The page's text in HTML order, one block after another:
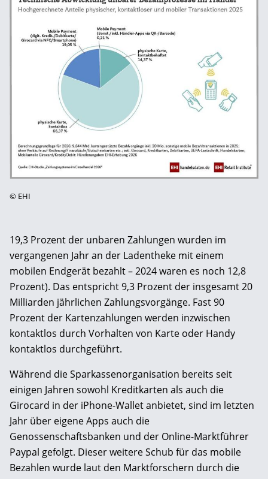
© EHI
19,3 Prozent der unbaren Zahlungen wurden im
vergangenen Jahr an der Ladentheke mit einem
mobilen Endgerät bezahlt – 2024 waren es noch 12,8
Prozent). Das entspricht 9,3 Prozent der insgesamt 20
Milliarden jährlichen Zahlungsvorgänge. Fast 90
Prozent der Kartenzahlungen werden inzwischen
kontaktlos durch Vorhalten von Karte oder Handy
kontaktlos durchgeführt.
Während die Sparkassenorganisation bereits seit
einigen Jahren sowohl Kreditkarten als auch die
Girocard in der iPhone-Wallet anbietet, sind im letzten
Jahr über eigene Apps auch die
Genossenschaftsbanken und der Online-Marktführer
Paypal gefolgt. Dieser weitere Schub für das mobile
Bezahlen wurde laut den Marktforschern durch die